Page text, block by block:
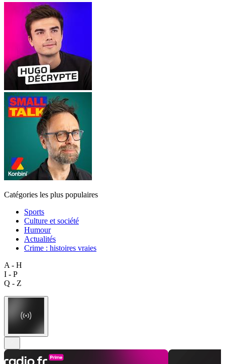
Catégories les plus populaires
Sports
Culture et société
Humour
Actualités
Crime : histoires vraies
A - H
I - P
Q - Z